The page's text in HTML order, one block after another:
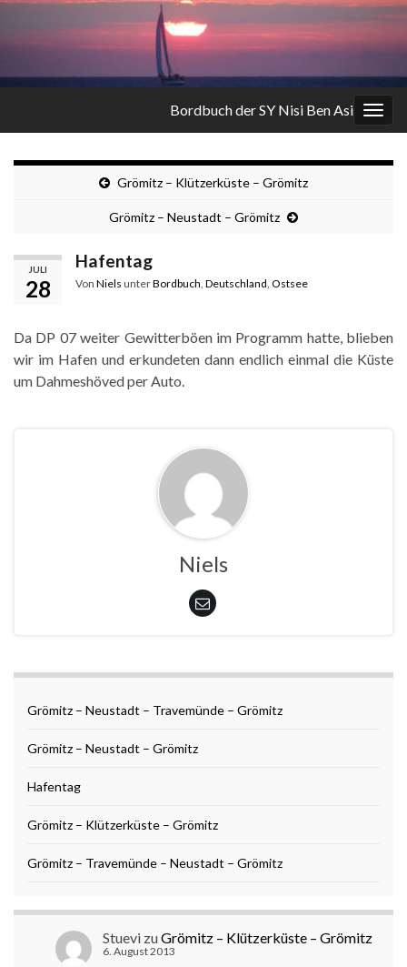
Bordbuch der SY Nisi Ben Asi
Grömitz – Klützerküste – Grömitz
Grömitz – Neustadt – Grömitz
JULI
28
Hafentag
Von Niels unterBordbuch Deutschland Ostsee
Da DP 07 weiter Gewitterböen im Programm hatte, blieben
wir im Hafen und erkundeten dann endlich einmal die Küste
um Dahmeshöved per Auto.
Niels
Grömitz – Neustadt – Travemünde – Grömitz
Grömitz – Neustadt – Grömitz
Hafentag
Grömitz – Klützerküste – Grömitz
Grömitz – Travemünde – Neustadt – Grömitz
Stuevi zuGrömitz – Klützerküste – Grömitz
6. August 2013